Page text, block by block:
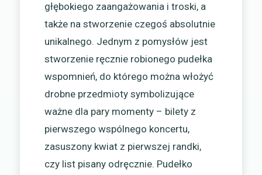
głębokiego zaangażowania i troski, a
także na stworzenie czegoś absolutnie
unikalnego. Jednym z pomysłów jest
stworzenie ręcznie robionego pudełka
wspomnień, do którego można włożyć
drobne przedmioty symbolizujące
ważne dla pary momenty – bilety z
pierwszego wspólnego koncertu,
zasuszony kwiat z pierwszej randki,
czy list pisany odręcznie. Pudełko